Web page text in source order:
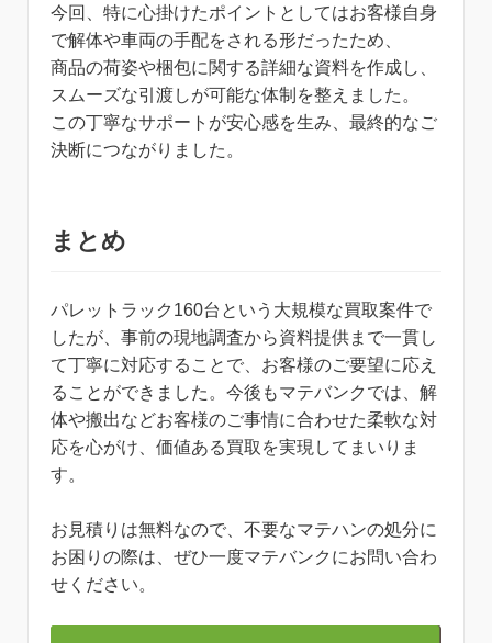
今回、特に心掛けたポイントとしてはお客様自身
で解体や車両の手配をされる形だったため、
商品の荷姿や梱包に関する詳細な資料を作成し、
スムーズな引渡しが可能な体制を整えました。
この丁寧なサポートが安心感を生み、最終的なご
決断につながりました。
まとめ
パレットラック160台という大規模な買取案件で
したが、事前の現地調査から資料提供まで一貫し
て丁寧に対応することで、お客様のご要望に応え
ることができました。今後もマテバンクでは、解
体や搬出などお客様のご事情に合わせた柔軟な対
応を心がけ、価値ある買取を実現してまいりま
す。
お見積りは無料なので、不要なマテハンの処分に
お困りの際は、ぜひ一度マテバンクにお問い合わ
せください。